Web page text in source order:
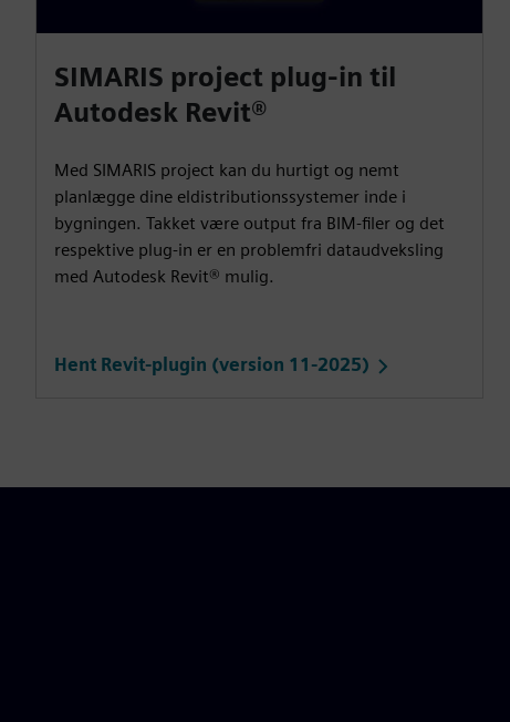
SIMARIS project plug-in til
Autodesk Revit®
Med SIMARIS project kan du hurtigt og nemt
planlægge dine eldistributionssystemer inde i
bygningen. Takket være output fra BIM-filer og det
respektive plug-in er en problemfri dataudveksling
med Autodesk Revit® mulig.
Hent Revit-plugin (version 11-2025)